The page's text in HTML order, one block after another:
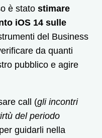
è stato stimare
iOS 14 sulle
del Business
da quanti
pubblico e agire
call (gli incontri
del periodo
guidarli nella